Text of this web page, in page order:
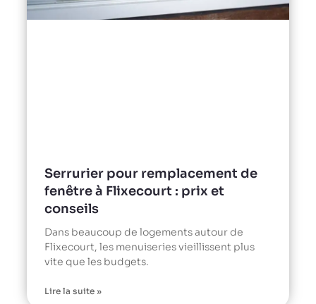
Serrurier pour remplacement de
fenêtre à Flixecourt : prix et
conseils
Dans beaucoup de logements autour de
Flixecourt, les menuiseries vieillissent plus
vite que les budgets.
Lire la suite »